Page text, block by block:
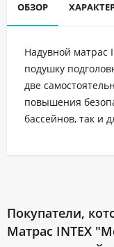
ОБЗОР
Надувной матрас
подушку
две
повышения
бассейнов, так и
Покупатели,
Матрас INTEX